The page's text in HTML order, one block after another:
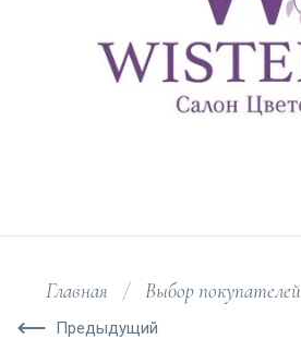
Главная / Выбор покупателей
Предыдущий